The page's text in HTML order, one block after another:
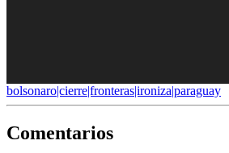
bolsonaro|cierre|fronteras|ironiza|paraguay
Comentarios